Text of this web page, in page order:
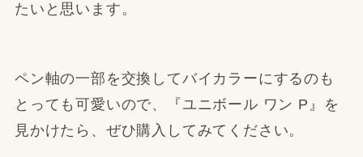
たいと思います。
ペン軸の一部を交換してバイカラーにするのも
とっても可愛いので、『ユニボール ワン P』を
見かけたら、ぜひ購入してみてください。